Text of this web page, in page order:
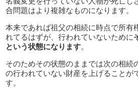
合問題はより複雑なものになります。
本来であれば祖父の相続に時点で所有
れてるはずが、行われていないために
という状態になります。
そのためその状態のままでは次の相続
の行われていない財産を上げることが
す。